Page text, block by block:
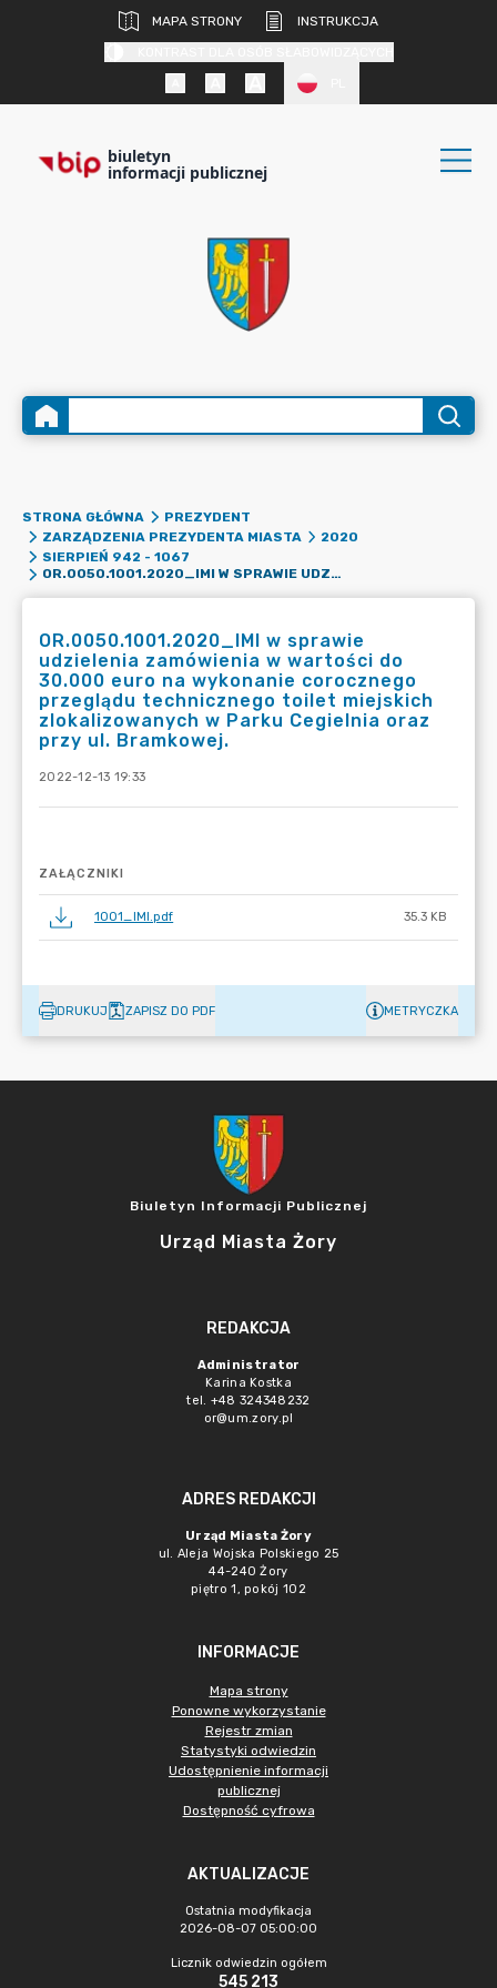
MAPA STRONY
INSTRUKCJA
biuletyn
informacji publicznej
STRONA GŁÓWNA
PREZYDENT
ZARZĄDZENIA PREZYDENTA MIASTA
2020
SIERPIEŃ 942 - 1067
OR.0050.1001.2020_IMI W SPRAWIE UDZIELENIA ZAMÓWIENIA W WARTOŚCI DO 30.000 EURO NA WYKONANIE COROCZNEGO PRZEGLĄDU TECHNICZNEGO TOILET MIEJSKICH ZLOKALIZOWANYCH W PARKU CEGIELNIA ORAZ PRZY UL. BRAMKOWEJ.
OR.0050.1001.2020_IMI w sprawie
udzielenia zamówienia w wartości do
30.000 euro na wykonanie corocznego
przeglądu technicznego toilet miejskich
zlokalizowanych w Parku Cegielnia oraz
przy ul. Bramkowej.
2022-12-13 19:33
ZAŁĄCZNIKI
1001_IMI.pdf 35.3 KB
DRUKUJ ZAPISZ DO PDF METRYCZKA
Biuletyn Informacji Publicznej
Urząd Miasta Żory
REDAKCJA
Administrator
Karina Kostka
tel. +48 324348232
or@um.zory.pl
ADRES REDAKCJI
Urząd Miasta Żory
ul. Aleja Wojska Polskiego 25
44-240 Żory
piętro 1, pokój 102
INFORMACJE
Mapa strony
Ponowne wykorzystanie
Rejestr zmian
Statystyki odwiedzin
Udostępnienie informacji
publicznej
Dostępność cyfrowa
AKTUALIZACJE
Ostatnia modyfikacja
2026-08-07 05:00:00
Licznik odwiedzin ogółem
545 213